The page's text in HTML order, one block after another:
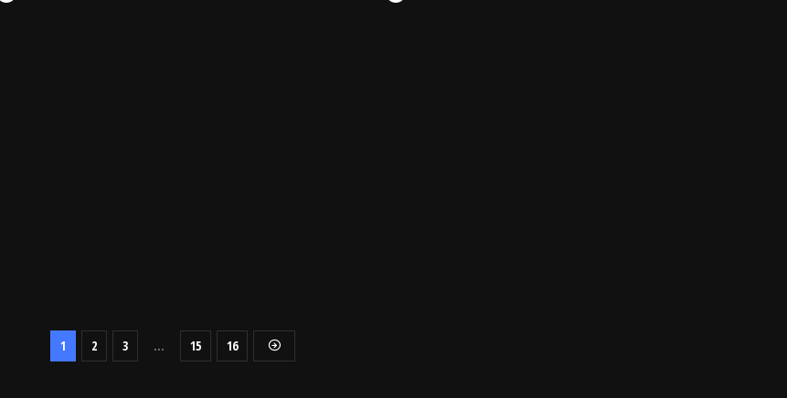
1 2 3 … 15 16